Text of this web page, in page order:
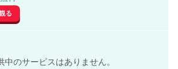
る
中のサービスはありません。